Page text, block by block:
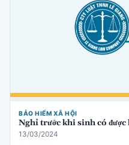
BẢO HIỂM XÃ HỘI
Nghỉ trước khi sinh có được
13/03/2024